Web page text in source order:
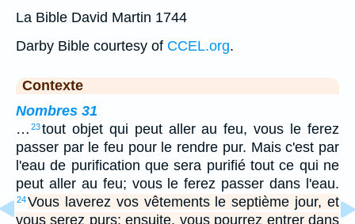
La Bible David Martin 1744
Darby Bible courtesy of CCEL.org.
Contexte
Nombres 31
… 23tout objet qui peut aller au feu, vous le ferez
passer par le feu pour le rendre pur. Mais c'est par
l'eau de purification que sera purifié tout ce qui ne
peut aller au feu; vous le ferez passer dans l'eau.
24Vous laverez vos vêtements le septième jour, et
vous serez purs; ensuite, vous pourrez entrer dans